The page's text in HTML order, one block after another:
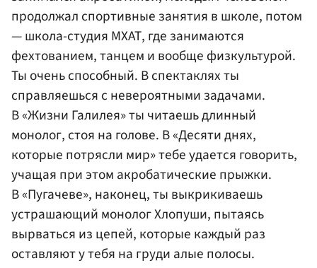
продолжал спортивные занятия в школе, потом
— школа-студия МХАТ, где занимаются
фехтованием, танцем и вообще физкультурой.
Ты очень способный. В спектаклях ты
справляешься с невероятными задачами.
В «Жизни Галилея» ты читаешь длинный
монолог, стоя на голове. В «Десяти днях,
которые потрясли мир» тебе удается говорить,
учащая при этом акробатические прыжки.
В «Пугачеве», наконец, ты выкрикиваешь
устрашающий монолог Хлопуши, пытаясь
вырваться из цепей, которые каждый раз
оставляют у тебя на груди алые полосы.